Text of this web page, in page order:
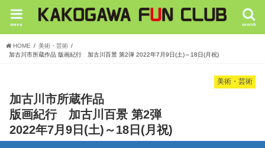
search
menu
HOME
美術・芸術
加古川市所蔵作品 版画紀行 加古川百景 第2弾 2022年7月9日(土)～18日(月祝)
美術・芸術
加古川市所蔵作品
版画紀行 加古川百景 第2弾
2022年7月9日(土)～18日(月祝)